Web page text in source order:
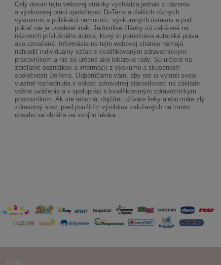
Celý obsah tejto webovej stránky vychádza jednak z názorov
a výskumnej práci spoločnosti DoTerra a ďalších rôznych
výskumov a publikácii nemocníc, výskumných ústavov a pod.,
pokiaľ nie je uvedené inak. Jednotlivé články sú založené na
názoroch príslušného autora, ktorý si ponecháva autorské práva
ako označené. Informácie na tejto webovej stránke nemajú
nahradiť individuálny vzťah s kvalifikovaným zdravotníckym
pracovníkom a nie sú určené ako lekárske rady. Sú určené na
zdieľanie poznatkov a informácií z výskumu a skúseností
spoločnosti DoTerra. Odporúčame vám, aby ste si vybrali svoje
vlastné rozhodnutia v oblasti zdravotnej starostlivosti na základe
vášho uváženia a v spolupráci s kvalifikovaným zdravotníckym
pracovníkom. Ak ste tehotná, dojčíte, užívate lieky alebo máte zlý
zdravotný stav, pred použitím výrobkov založených na tomto
obsahu sa obráťte na svojho lekára.
O nás